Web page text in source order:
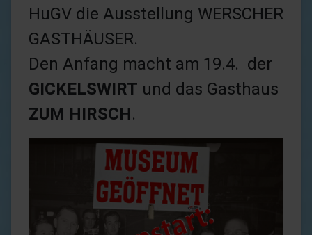
HuGV die Ausstellung WERSCHER
GASTHÄUSER.
Den Anfang macht am 19.4. der
GICKELSWIRT und das Gasthaus
ZUM HIRSCH.